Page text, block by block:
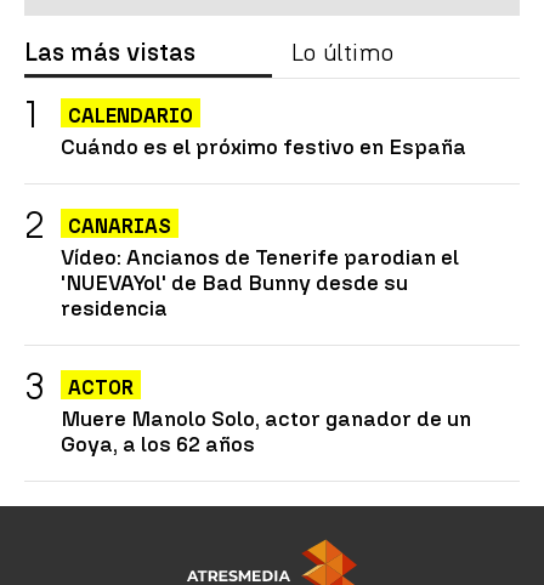
Las más vistas Lo último
CALENDARIO
Cuándo es el próximo festivo en España
CANARIAS
Vídeo: Ancianos de Tenerife parodian el
'NUEVAYol' de Bad Bunny desde su
residencia
ACTOR
Muere Manolo Solo, actor ganador de un
Goya, a los 62 años